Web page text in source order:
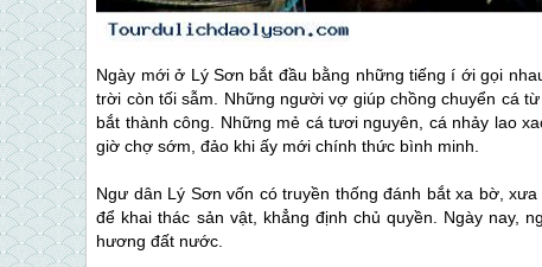
Ngày mới ở Lý Sơn bắt đầu bằng những tiếng í ới gọi
trời còn tối sẫm. Những người vợ giúp chồng chuyển cá
bắt thành công. Những mẻ cá tươi nguyên, cá nhảy lao
giờ chợ sớm, đảo khi ấy mới chính thức bình minh.
Ngư dân Lý Sơn vốn có truyền thống đánh bắt xa bờ,
để khai thác sản vật, khẳng định chủ quyền. Ngày nay,
hương đất nước.